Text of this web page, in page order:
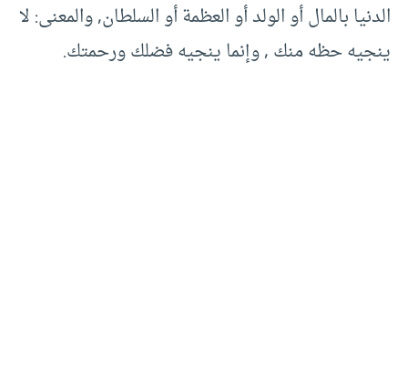
الدنيا بالمال أو الولد أو العظمة أو السلطان, والمعنى: لا
ينجيه حظه منك , وإنما ينجيه فضلك ورحمتك.